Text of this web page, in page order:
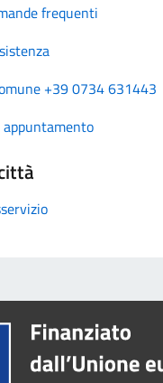
frequenti
+39 0734 631443